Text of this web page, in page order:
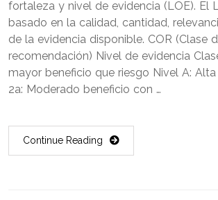
fortaleza y nivel de evidencia (LOE). El
basado en la calidad, cantidad,
de la evidencia disponible. COR (Clase
recomendación) Nivel de evidencia
mayor beneficio que riesgo Nivel A:
2a: Moderado beneficio con …
Continue Reading